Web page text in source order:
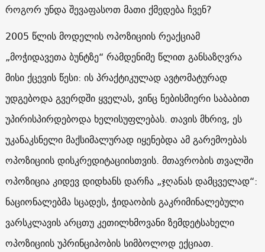
როგორ უნდა შევაფასოთ მათი ქმედება ჩვენ?
2005 წლის მოდელის ოპოზიციის რეაქციამ
„მოჭიდავეთა ბუნტზე“ რამდენიმე წლით განსაზღვრა
მისი ქცევის წესი: ის პრაქტიკულად ავტომატურად
უდგებოდა გვერდში ყველას, ვინც ნებისმიერი საბაბით
უპირისპირდებოდა ხელისუფლებას. თავის მხრივ, ეს
უკანაკსნელი მაქსიმალურად იყენებდა ამ გარემოებას
ოპოზიციის დისკრედიტაციისთვის. მთავრობის თვალში
ოპოზიცია კიდევ დიდხანს დარჩა „ჯღანას დამცველად“:
ნაციონალებმა სცადეს, ჭიდაობის გაკრიმინალებული
ვარსკლავის არცთუ კეთილხმოვანი ზემდეტსახელი
ოპოზიციის უპრინციპობის სიმბოლოდ ექციათ.